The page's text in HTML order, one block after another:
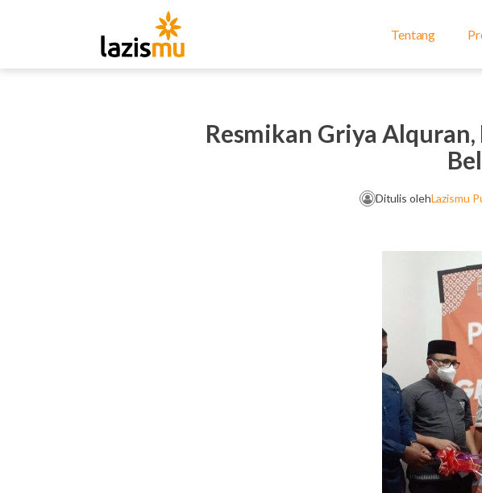
Tentang
Resmikan Griya
Ditulis olehLazismu